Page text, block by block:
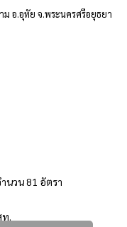
อ.อุทัย จ.พระนครศรีอยุธยา
นวน 81 อัตรา
ท.